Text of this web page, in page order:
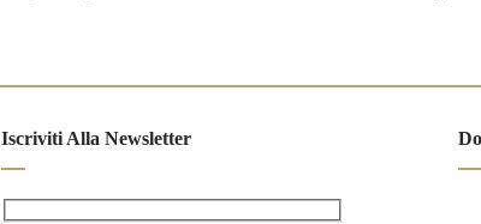
Iscriviti Alla Newsletter